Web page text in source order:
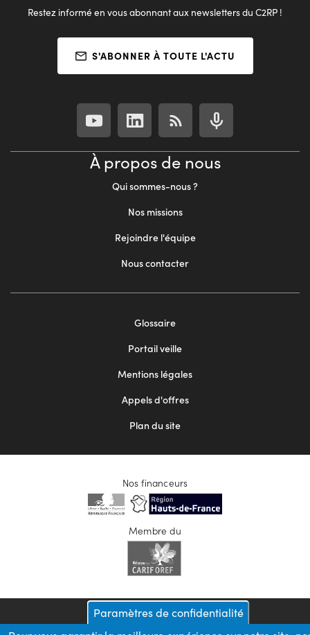
Restez informé en vous abonnant aux newsletters du C2RP !
S'ABONNER À TOUTE L'ACTU
À propos de nous
Qui sommes-nous ?
Nos missions
Rejoindre l'équipe
Nous contacter
Glossaire
Portail veille
Mentions légales
Appels d'offres
Plan du site
Nos financeurs
Membre du
Paramètres de confidentialité